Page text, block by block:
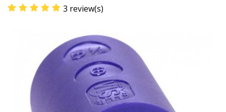
3 review(s)